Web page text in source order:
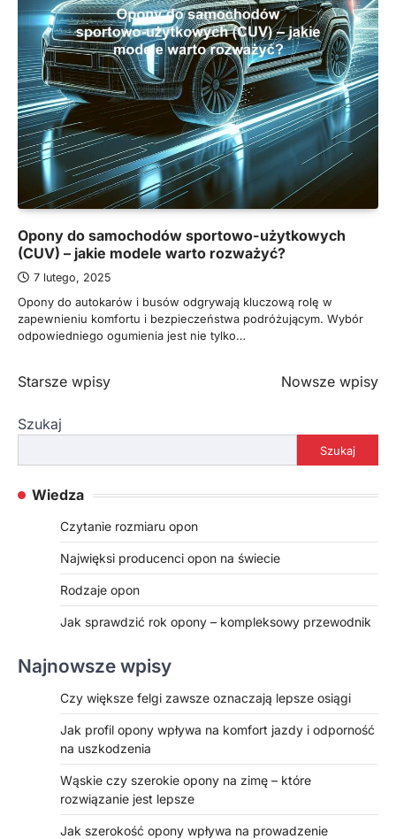
Opony do samochodów sportowo-użytkowych
(CUV) – jakie modele warto rozważyć?
7 lutego, 2025
Opony do autokarów i busów odgrywają kluczową rolę w
zapewnieniu komfortu i bezpieczeństwa podróżującym. Wybór
odpowiedniego ogumienia jest nie tylko…
Nawigacja
wpisach
Starsze wpisy Nowsze wpisy
Szukaj
Szukaj
Wiedza
Czytanie rozmiaru opon
Najwięksi producenci opon na świecie
Rodzaje opon
Jak sprawdzić rok opony – kompleksowy przewodnik
Najnowsze wpisy
Czy większe felgi zawsze oznaczają lepsze osiągi
Jak profil opony wpływa na komfort jazdy i odporność
na uszkodzenia
Wąskie czy szerokie opony na zimę – które
rozwiązanie jest lepsze
Jak szerokość opony wpływa na prowadzenie